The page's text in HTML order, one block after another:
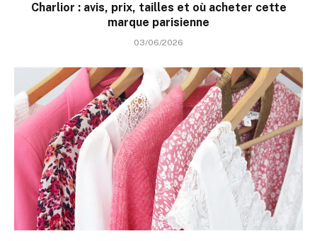
Charlior : avis, prix, tailles et où acheter cette
marque parisienne
03/06/2026